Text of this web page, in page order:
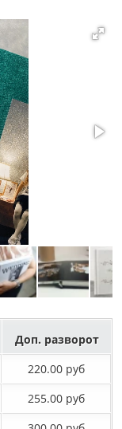
Доп. разворот
220.00 руб
255.00 руб